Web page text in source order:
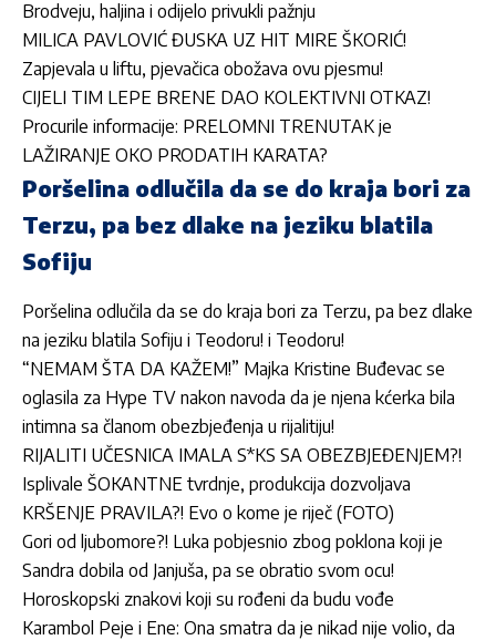
Brodveju, haljina i odijelo privukli pažnju
MILICA PAVLOVIĆ ĐUSKA UZ HIT MIRE ŠKORIĆ!
Zapjevala u liftu, pjevačica obožava ovu pjesmu!
CIJELI TIM LEPE BRENE DAO KOLEKTIVNI OTKAZ!
Procurile informacije: PRELOMNI TRENUTAK je
LAŽIRANJE OKO PRODATIH KARATA?
Poršelina odlučila da se do kraja bori za
Terzu, pa bez dlake na jeziku blatila
Sofiju
Poršelina odlučila da se do kraja bori za Terzu, pa bez dlake
na jeziku blatila Sofiju i Teodoru! i Teodoru!
“NEMAM ŠTA DA KAŽEM!” Majka Kristine Buđevac se
oglasila za Hype TV nakon navoda da je njena kćerka bila
intimna sa članom obezbjeđenja u rijalitiju!
RIJALITI UČESNICA IMALA S*KS SA OBEZBJEĐENJEM?!
Isplivale ŠOKANTNE tvrdnje, produkcija dozvoljava
KRŠENJE PRAVILA?! Evo o kome je riječ (FOTO)
Gori od ljubomore?! Luka pobjesnio zbog poklona koji je
Sandra dobila od Janjuša, pa se obratio svom ocu!
Horoskopski znakovi koji su rođeni da budu vođe
Karambol Peje i Ene: Ona smatra da je nikad nije volio, da